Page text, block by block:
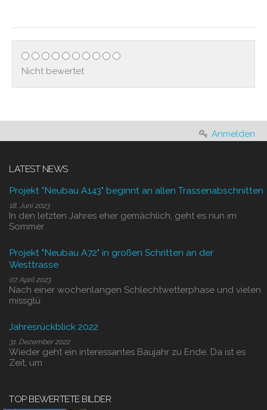
Nicht bewertet
Anmelden
LATEST NEWS
Projekt "Neubau A143" beginnt an allen Trassenabschnitten
18. Juni 2023
In den letzten Jahres eher gemächlich, geht es nun im
Sommer
Projekt "Neubau A72" in großen Schritten an der
Westtrasse
07. April 2023
Nach einer wochenlangen Schlechtwetterphase und vielen
missglü
Jahresrückblick 2022
31. Dezember 2022
Wieder geht ein interessantes Baujahr zu Ende. Da ist es
Zeit, um
TOP BEWERTETE BILDER